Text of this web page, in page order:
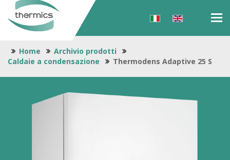
Home
Archivio prodotti
Caldaie a condensazione
Thermodens Adaptive 25 S